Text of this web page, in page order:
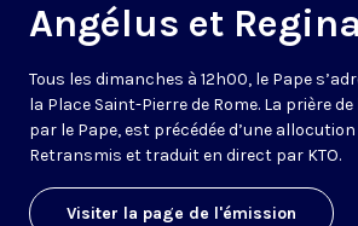
Angélus et
Tous les dimanches à 12h00, le Pape
la Place Saint-Pierre de Rome. La prière
par le Pape, est précédée d’une
Retransmis et traduit en direct par KTO.
Visiter la page de l'émission